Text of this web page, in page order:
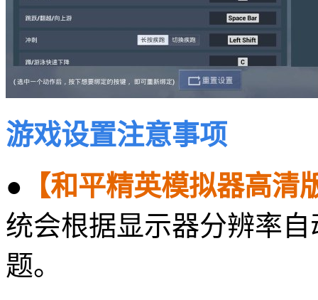
游戏设置注意事项
● 【和平精英模拟器高清
统会根据显示器分辨率
题。